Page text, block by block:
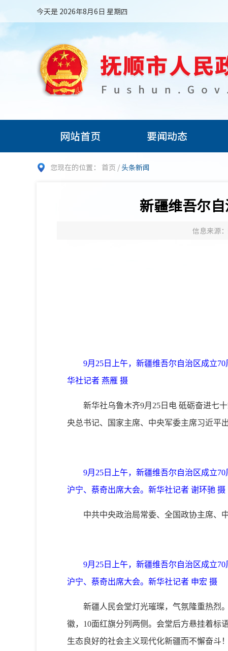
今天是 2026年8月6日 星期四
网站首页 要闻动态
您现在的位置： 首页 /头条新闻
新疆维吾尔
信息来源
9月25日上午，新疆维吾尔自治区成立
华社记者 燕雁 摄
新华社乌鲁木齐9月25日电 砥砺奋进七
央总书记、国家主席、中央军委主席习近平
9月25日上午，新疆维吾尔自治区成立
沪宁、蔡奇出席大会。新华社记者 谢环驰 摄
中共中央政治局常委、全国政协主席、
9月25日上午，新疆维吾尔自治区成立
沪宁、蔡奇出席大会。新华社记者 申宏 摄
新疆人民会堂灯光璀璨，气氛隆重热烈
徽，10面红旗分列两侧。会堂后方悬挂着标
生态良好的社会主义现代化新疆而不懈奋斗